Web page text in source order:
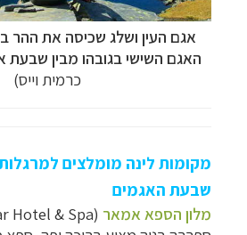
אגם העין ושלג שכיסה את ההר
האגם השישי בגובהו מבין שבעת
כרמית וייס)
מקומות לינה מומלצים
שבעת האגמים
מלון הספא אמאר